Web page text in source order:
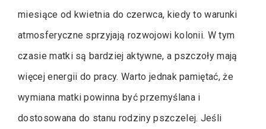
miesiące od kwietnia do czerwca, kiedy to warunki
atmosferyczne sprzyjają rozwojowi kolonii. W tym
czasie matki są bardziej aktywne, a pszczoły mają
więcej energii do pracy. Warto jednak pamiętać, że
wymiana matki powinna być przemyślana i
dostosowana do stanu rodziny pszczelej. Jeśli